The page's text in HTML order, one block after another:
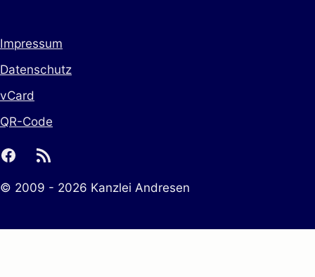
© 2009 - 2026 Kanzlei Andresen
Impressum
Datenschutz
vCard
QR-Code
facebook